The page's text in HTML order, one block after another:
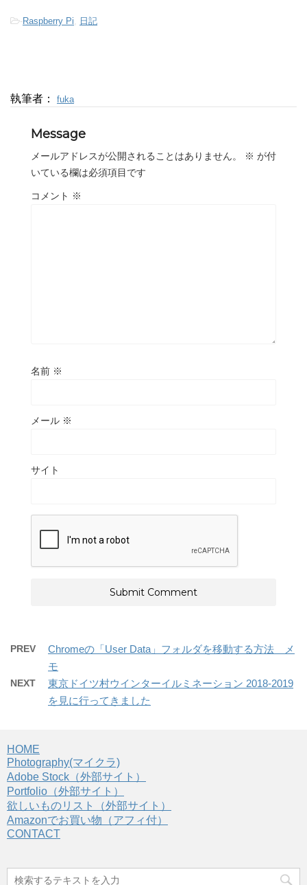
-Raspberry Pi 日記
執筆者： fuka
Message
メールアドレスが公開されることはありません。 ※ が付
いている欄は必須項目です
コメント ※
名前 ※
メール ※
サイト
PREV
Chromeの「User Data」フォルダを移動する方法 メ
モ
NEXT
東京ドイツ村ウインターイルミネーション 2018-2019
を見に行ってきました
HOME
Photography(マイクラ)
Adobe Stock（外部サイト）
Portfolio（外部サイト）
欲しいものリスト（外部サイト）
Amazonでお買い物（アフィ付）
CONTACT